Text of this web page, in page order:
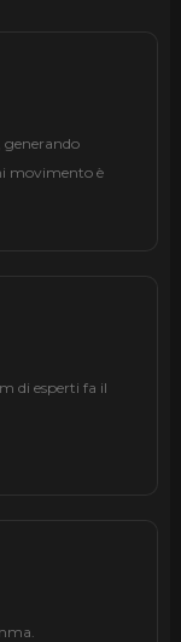
generando
movimento è
di esperti fa il